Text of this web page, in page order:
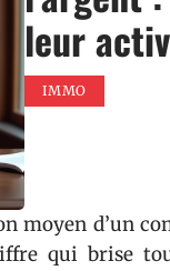
leur
IMMO
moyen d’un
qui brise